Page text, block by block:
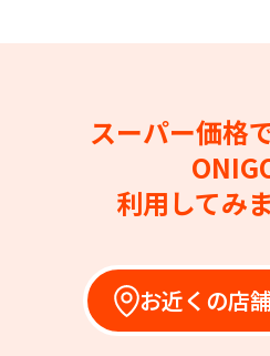
スーパー価格
利用してみ
お近くの店